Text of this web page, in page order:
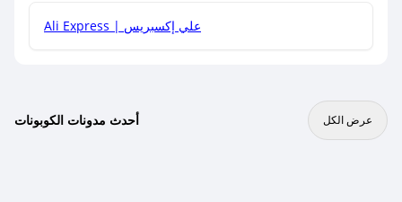
Ali Express | علي إكسبريس
أحدث مدونات الكوبونات عرض الكل